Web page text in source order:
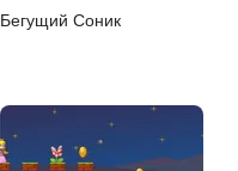
Бегущий Соник